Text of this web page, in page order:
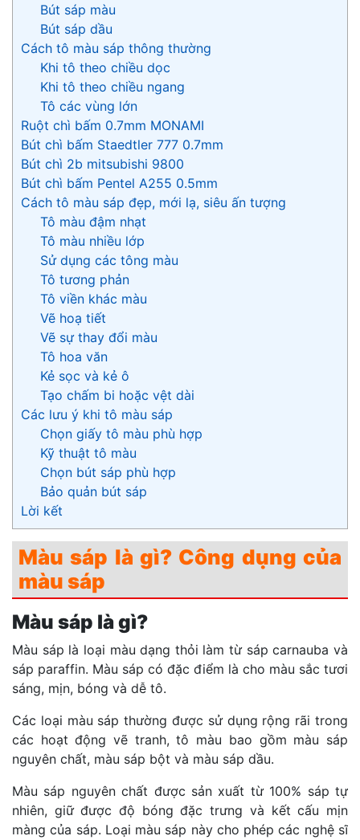
Bút sáp màu
Bút sáp dầu
Cách tô màu sáp thông thường
Khi tô theo chiều dọc
Khi tô theo chiều ngang
Tô các vùng lớn
Ruột chì bấm 0.7mm MONAMI
Bút chì bấm Staedtler 777 0.7mm
Bút chì 2b mitsubishi 9800
Bút chì bấm Pentel A255 0.5mm
Cách tô màu sáp đẹp, mới lạ, siêu ấn tượng
Tô màu đậm nhạt
Tô màu nhiều lớp
Sử dụng các tông màu
Tô tương phản
Tô viền khác màu
Vẽ hoạ tiết
Vẽ sự thay đổi màu
Tô hoa văn
Kẻ sọc và kẻ ô
Tạo chấm bi hoặc vệt dài
Các lưu ý khi tô màu sáp
Chọn giấy tô màu phù hợp
Kỹ thuật tô màu
Chọn bút sáp phù hợp
Bảo quản bút sáp
Lời kết
Màu sáp là gì? Công dụng của
màu sáp
Màu sáp là gì?
Màu sáp là loại màu dạng thỏi làm từ sáp carnauba và
sáp paraffin. Màu sáp có đặc điểm là cho màu sắc tươi
sáng, mịn, bóng và dễ tô.
Các loại màu sáp thường được sử dụng rộng rãi trong
các hoạt động vẽ tranh, tô màu bao gồm màu sáp
nguyên chất, màu sáp bột và màu sáp dầu.
Màu sáp nguyên chất được sản xuất từ 100% sáp tự
nhiên, giữ được độ bóng đặc trưng và kết cấu mịn
màng của sáp. Loại màu sáp này cho phép các nghệ sĩ